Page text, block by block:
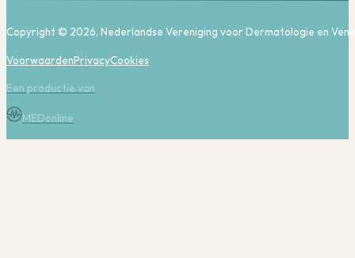
Copyright © 2026, Nederlandse Vereniging voor Dermatologie en
VoorwaardenPrivacyCookies
Een productie van
MEDonline